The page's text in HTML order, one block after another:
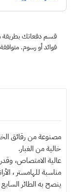
فوائد أو رسوم.
مصنوعة من رقائق
خالية من الغبار.
عالية الامتصاص،
مناسبة للهامستر ،
ينصح بهالطائر السابع